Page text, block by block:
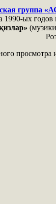
группа
1990-ых годов
просмотра